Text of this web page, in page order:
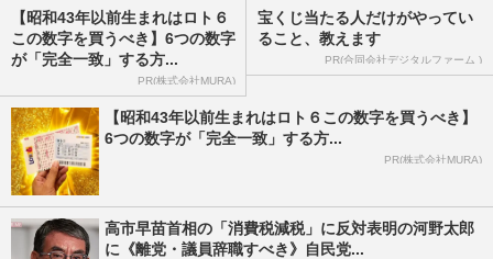
【昭和43年以前生まれはロト６
この数字を買うべき】6つの数字
が「完全一致」する方...
PR(株式会社MURA)
宝くじ当たる人だけがやってい
ること、教えます
PR(合同会社デジタルファーム )
【昭和43年以前生まれはロト６この数字を買うべき】
6つの数字が「完全一致」する方...
PR(株式会社MURA)
高市早苗首相の「消費税減税」に反対表明の河野太郎
に《離党・議員辞職すべき》自民党...